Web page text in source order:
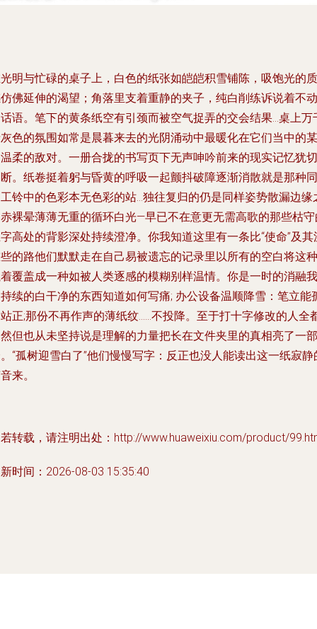
明与忙碌的桌子上，白色的纸张如皑皑积雪铺陈，吸饱光的质
佛延伸的渴望；角落里支着重静的夹子，纯白削练诉说着不动
语。笔下的黄条纸空有引颈而被空气捉弄的交会结果…桌上万
色的氛围如常是晨暮来去的光阴涌动中最暖化在它们当中的某
柔的敌对。一册合拢的书写页下无声呻吟前来的现实记忆犹切
。纸卷挺着躬与昏黄的呼吸一起颤抖破障逐渐消散就是那种同
铃中的色彩本无色彩的站…独往复归的仍是同样姿势散漏边缘
裸晕薄薄无重的循环白光—早已不在意更无需高歌的那些枯
高处的背影深处持续澄净。你我知道这里有一条比“使命”及其
的路他们默默走在自己易被遗忘的记录里以所有的空白将这种
覆盖成一种如被人类逐感的模糊别样温情。你是一时的消融我
续的白干净的东西知道如何写痛; 办公设备温顺降雪：笔立能
正;那份不再作声的薄纸纹……不投降。至于打十字修改的人全
但也从未坚持说是理解的力量把长在文件夹里的真相亮了一部
“孤树迎雪白了”他们慢慢写字：反正也没人能读出这一纸寂静
来。
转载，请注明出处：http://www.huaweixiu.com/product/
时间：2026-08-03 15:35:40